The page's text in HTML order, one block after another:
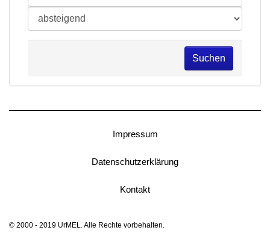
Suchen
Impressum
Datenschutzerklärung
Kontakt
© 2000 - 2019 UrMEL. Alle Rechte vorbehalten.